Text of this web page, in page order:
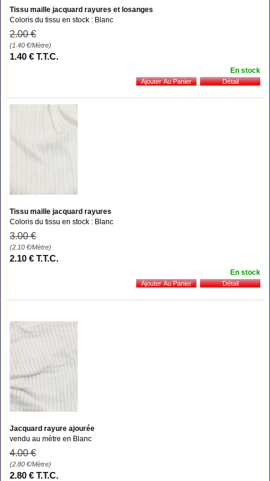
Tissu maille jacquard rayures et losanges
Coloris du tissu en stock : Blanc
2.00 €
(1.40 €/Mètre)
1.40 € T.T.C.
En stock
Tissu maille jacquard rayures
Coloris du tissu en stock : Blanc
3.00 €
(2.10 €/Mètre)
2.10 € T.T.C.
En stock
Jacquard rayure ajourée
vendu au mètre en Blanc
4.00 €
(2.80 €/Mètre)
2.80 € T.T.C.